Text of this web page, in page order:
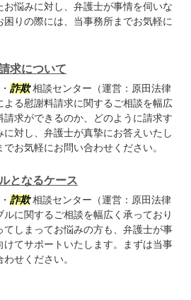
悩みに対し、弁護士が事情を伺いな
りの際には、当事務所までお気軽に
求について
詐欺相談センター（運営：原田法律
る慰謝料請求に関するご相談を幅広
請求ができるのか、どのように請求す
対し、弁護士が真摯にお答えいたし
お気軽にお問い合わせください。
となるケース
詐欺相談センター（運営：原田法律
に関するご相談を幅広く承っており
てしまってお悩みの方も、弁護士が事
てサポートいたします。まずは当事
せください。